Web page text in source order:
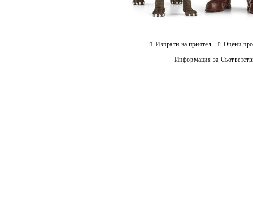
Изпрати на приятел Оцени
Информация за